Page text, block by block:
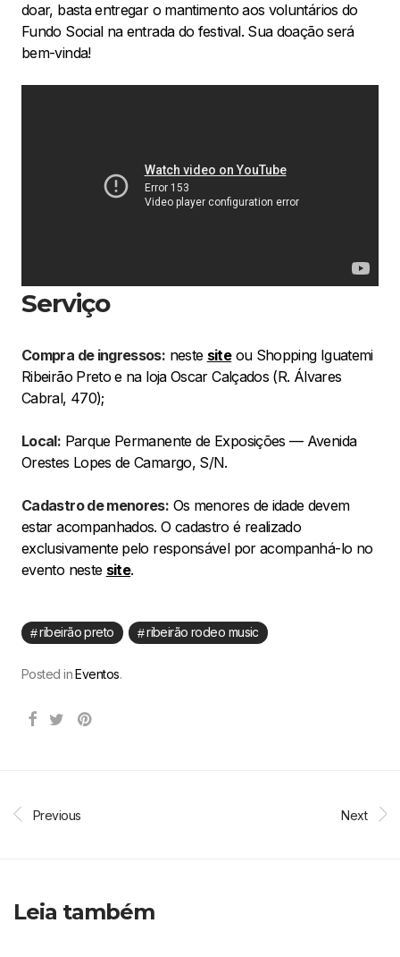
doar, basta entregar o mantimento aos voluntários do
Fundo Social na entrada do festival. Sua doação será
bem-vinda!
Serviço
Compra de ingressos: neste siteou Shopping Iguatemi
Ribeirão Preto e na loja Oscar Calçados (R. Álvares
Cabral, 470);
Local: Parque Permanente de Exposições — Avenida
Orestes Lopes de Camargo, S/N.
Cadastro de menores: Os menores de idade devem
estar acompanhados. O cadastro é realizado
exclusivamente pelo responsável por acompanhá-lo no
evento neste site.
ribeirão preto ribeirão rodeo music
Posted inEventos.
Previous Next
Leia também